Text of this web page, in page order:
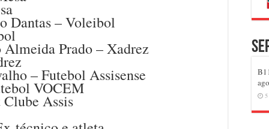
Dantas – Voleibol
Prado – Xadrez
– Futebol Assisense
VOCEM
Assis